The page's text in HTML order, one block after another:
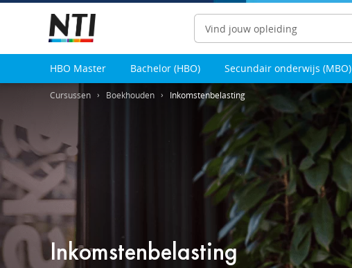
Zoeken
HBO Master Bachelor (HBO) Secundair onderwijs (MBO)
Cursussen Boekhouden Inkomstenbelasting
Inkomstenbelasting